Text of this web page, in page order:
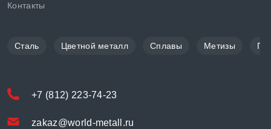
Контакты
Сталь Цветной металл Сплавы Метизы
+7 (812) 223-74-23
zakaz@world-metall.ru